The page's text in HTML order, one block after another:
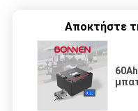
Αποκτήστε